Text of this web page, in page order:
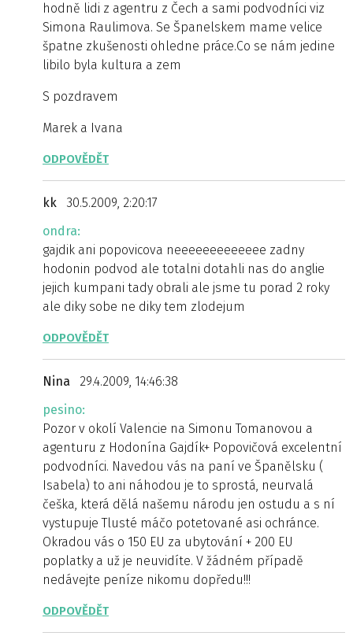
hodně lidi z agentru z Čech a sami podvodníci viz
Simona Raulimova. Se Španelskem mame velice
špatne zkušenosti ohledne práce.Co se nám jedine
libilo byla kultura a zem
S pozdravem
Marek a Ivana
ODPOVĚDĚT
kk
30.5.2009, 2:20:17
ondra:
gajdik ani popovicova neeeeeeeeeeeee zadny
hodonin podvod ale totalni dotahli nas do anglie
jejich kumpani tady obrali ale jsme tu porad 2 roky
ale diky sobe ne diky tem zlodejum
ODPOVĚDĚT
Nina
29.4.2009, 14:46:38
pesino:
Pozor v okolí Valencie na Simonu Tomanovou a
agenturu z Hodonína Gajdík+ Popovičová excelentní
podvodníci. Navedou vás na paní ve Španělsku (
Isabela) to ani náhodou je to sprostá, neurvalá
češka, která dělá našemu národu jen ostudu a s ní
vystupuje Tlusté máčo potetované asi ochránce.
Okradou vás o 150 EU za ubytování + 200 EU
poplatky a už je neuvidíte. V žádném případě
nedávejte peníze nikomu dopředu!!!
ODPOVĚDĚT